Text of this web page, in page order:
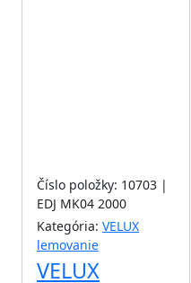
Číslo položky: 10703 |
EDJ MK04 2000
Kategória: VELUX
lemovanie
VELUX